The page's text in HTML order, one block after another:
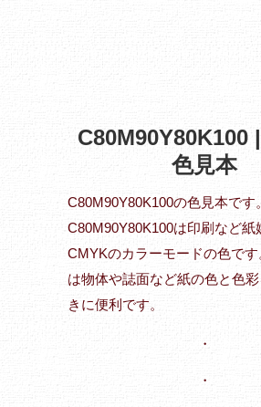
C80M90Y80K100
色見本
C80M90Y80K100の色見本です。
C80M90Y80K100は印刷など紙
CMYKのカラーモードの色で
は物体や誌面など紙の色と色
きに便利です。
・
・